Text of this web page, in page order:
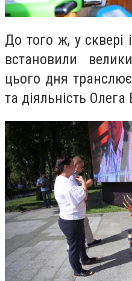
До того ж, у сквері
встановили
цього дня
та діяльність